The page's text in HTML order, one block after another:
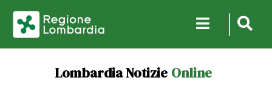
Lombardia Notizie Online